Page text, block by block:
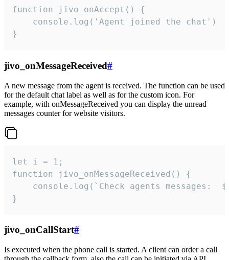
function jivo_onAccept() {
}
jivo_onMessageReceived#
A new message from the agent is received. The function can be used
for the default chat label as well as for the custom icon. For
example, with onMessageReceived you can display the unread
messages counter for website visitors.
let i = 1;
function jivo_onMessageReceived() {
}
jivo_onCallStart#
Is executed when the phone call is started. A client can order a call